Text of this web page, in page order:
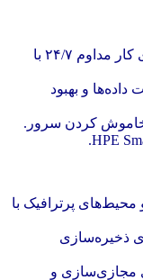
طراحی‌شده برای کار مداوم ۲۴/۷ با
داده‌ها و بهبود
خاموش کردن سرور.
پرترافیک با
ذخیره‌سازی
مجازی‌سازی و